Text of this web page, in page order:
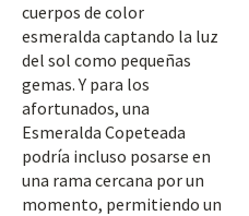
cuerpos de color
esmeralda captando la luz
del sol como pequeñas
gemas. Y para los
afortunados, una
Esmeralda Copeteada
podría incluso posarse en
una rama cercana por un
momento, permitiendo un